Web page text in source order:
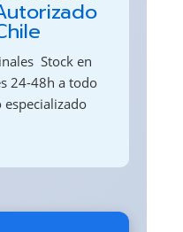
 Stock en
24-48h a todo
especializado